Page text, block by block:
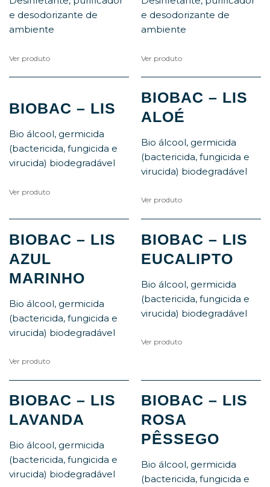
e desodorizante de
ambiente
Ver produto
e desodorizante de
ambiente
Ver produto
BIOBAC – LIS
Bio álcool, germicida
(bactericida, fungicida e
virucida) biodegradável
Ver produto
BIOBAC – LIS
ALOÉ
Bio álcool, germicida
(bactericida, fungicida e
virucida) biodegradável
Ver produto
BIOBAC – LIS
AZUL
MARINHO
Bio álcool, germicida
(bactericida, fungicida e
virucida) biodegradável
Ver produto
BIOBAC – LIS
EUCALIPTO
Bio álcool, germicida
(bactericida, fungicida e
virucida) biodegradável
Ver produto
BIOBAC – LIS
LAVANDA
Bio álcool, germicida
(bactericida, fungicida e
virucida) biodegradável
BIOBAC – LIS
ROSA
PÊSSEGO
Bio álcool, germicida
(bactericida, fungicida e